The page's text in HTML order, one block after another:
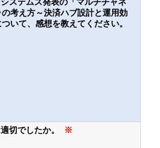
考え方～決済ハブ設計と運用効
いて、感想を教えてください。
切でしたか。 ※